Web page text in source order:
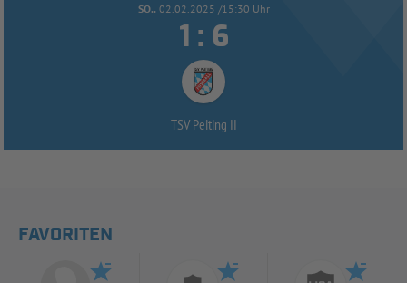
SO.. 02.02.2025 /15:30 Uhr
 : 
TSV Peiting II
FAVORITEN